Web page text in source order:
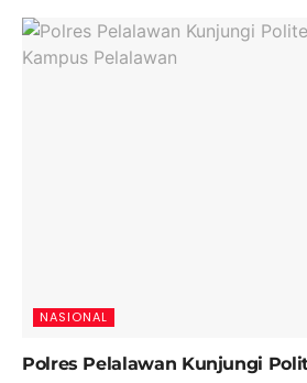
NASIONAL
Polres Pelalawan Kunjungi